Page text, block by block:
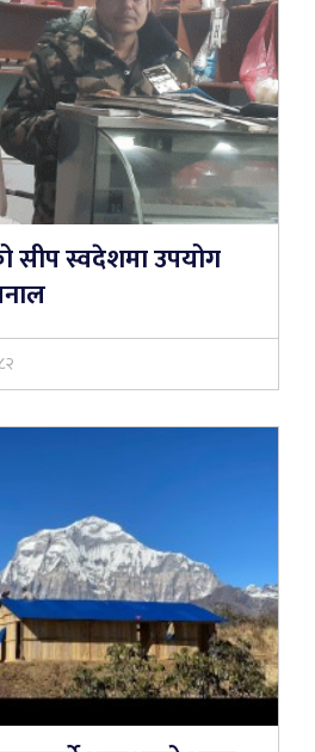
सीप स्वदेशमा उपयोग